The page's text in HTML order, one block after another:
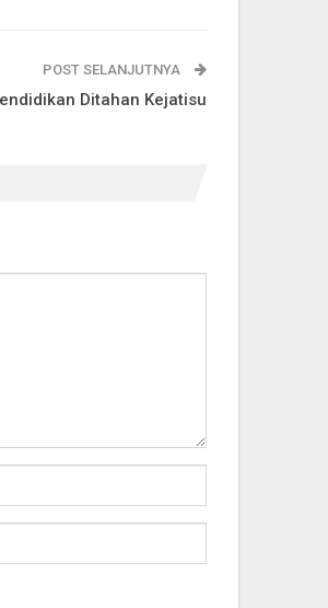
POST SELANJUTNYA
Ditahan Kejatisu